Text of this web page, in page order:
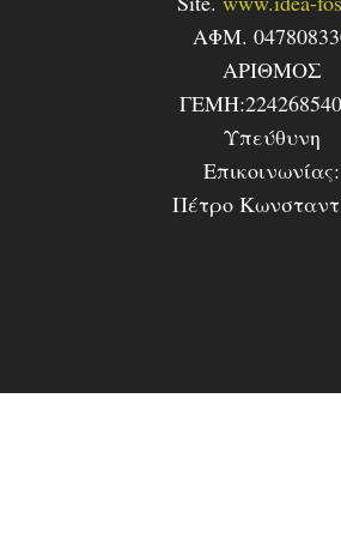
ΑΦΜ.
ΑΡΙΘΜΟΣ
Υπεύθυνη
Επικοινωνίας:
Πέτρο